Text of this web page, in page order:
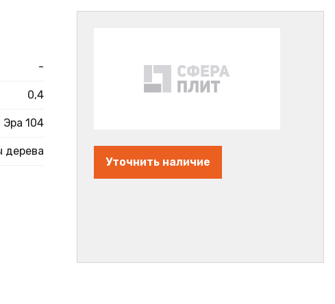
-
0,4
Эра 104
дерева
Уточнить наличие